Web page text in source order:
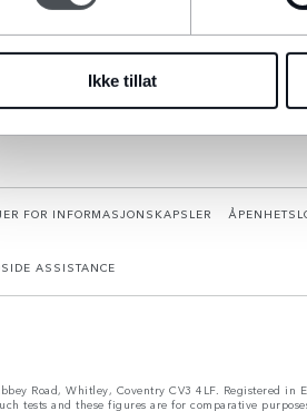
Ikke tillat
FOR INFORMASJONSKAPSLER
ASSISTANCE
Road, Whitley, Coventry CV3 4LF. Registered
tests and these figures are for comparative